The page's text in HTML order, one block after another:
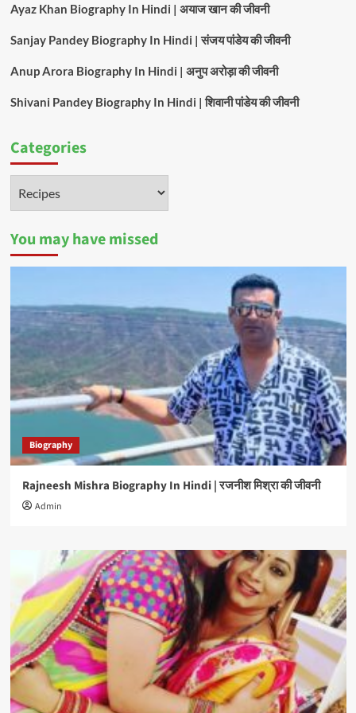
Ayaz Khan Biography In Hindi | अयाज खान की जीवनी
Sanjay Pandey Biography In Hindi | संजय पांडेय की जीवनी
Anup Arora Biography In Hindi | अनुप अरोड़ा की जीवनी
Shivani Pandey Biography In Hindi | शिवानी पांडेय की जीवनी
Categories
You may have missed
Biography
Rajneesh Mishra Biography In Hindi | रजनीश मिश्रा की जीवनी
Admin